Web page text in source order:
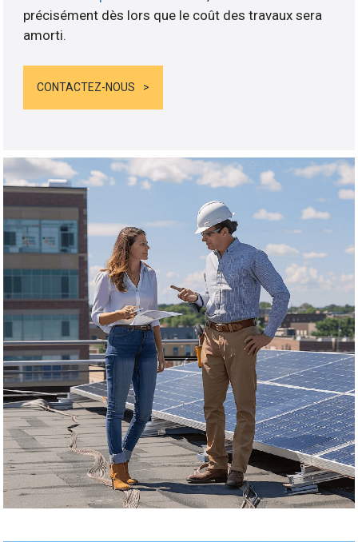
précisément dès lors que le coût des travaux sera
amorti.
CONTACTEZ-NOUS